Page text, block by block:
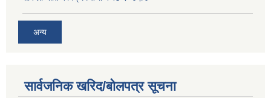
अन्य
सार्वजनिक खरिद/बोलपत्र सूचना